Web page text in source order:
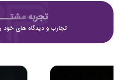
تجربه
تجارب و دیدگاه های خود